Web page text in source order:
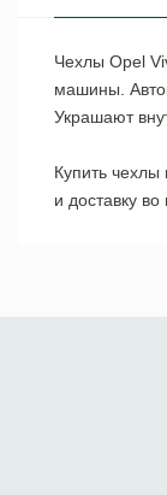
Чехлы Opel
машины.
Украшают
Купить
и доставку во